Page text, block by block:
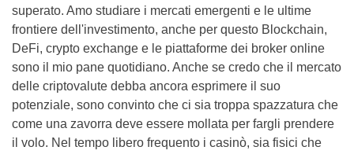
superato. Amo studiare i mercati emergenti e le ultime
frontiere dell'investimento, anche per questo Blockchain,
DeFi, crypto exchange e le piattaforme dei broker online
sono il mio pane quotidiano. Anche se credo che il mercato
delle criptovalute debba ancora esprimere il suo
potenziale, sono convinto che ci sia troppa spazzatura che
come una zavorra deve essere mollata per fargli prendere
il volo. Nel tempo libero frequento i casinò, sia fisici che